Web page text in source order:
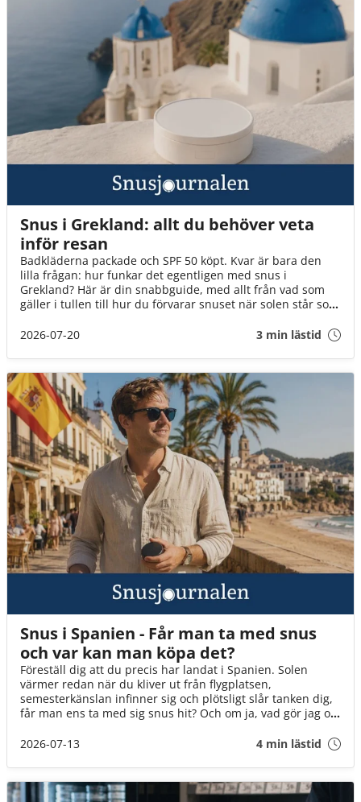
Snus i Grekland: allt du behöver veta
inför resan
Badkläderna packade och SPF 50 köpt. Kvar är bara den
lilla frågan: hur funkar det egentligen med snus i
Grekland? Här är din snabbguide, med allt från vad som
gäller i tullen till hur du förvarar snuset när solen står som
2026-07-20
3 min lästid
Snus i Spanien - Får man ta med snus
och var kan man köpa det?
Föreställ dig att du precis har landat i Spanien. Solen
värmer redan när du kliver ut från flygplatsen,
semesterkänslan infinner sig och plötsligt slår tanken dig,
får man ens ta med sig snus hit? Och om ja, vad gör jag om
veta innan flyget går till Spanien!
2026-07-13 4 min lästid